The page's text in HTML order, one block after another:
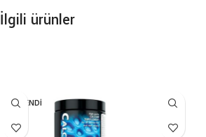
İlgili ürünler
TÜKENDI